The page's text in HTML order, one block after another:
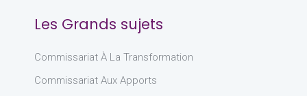
Les Grands sujets
Commissariat À La Transformation
Commissariat Aux Apports